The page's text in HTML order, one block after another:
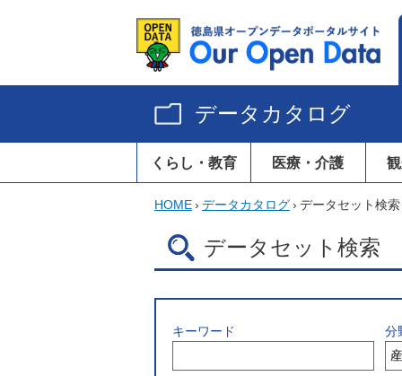
データカタログ
くらし・教育 医療・介護
HOME› データカタログ› データセット検索
データセット検索
キーワード 分